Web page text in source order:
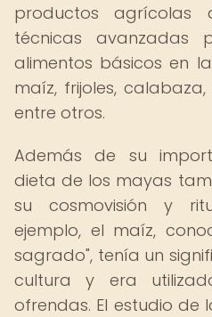
productos agrícolas
técnicas avanzadas
alimentos básicos en
maíz, frijoles,
entre otros.
Además de su
dieta de los mayas
su cosmovisión y
ejemplo, el maíz,
sagrado", tenía un
cultura y era
ofrendas. El estudio de